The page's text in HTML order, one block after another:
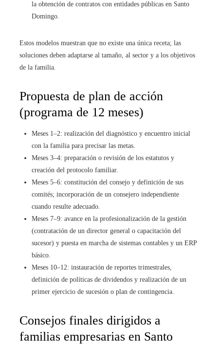
la obtención de contratos con entidades públicas en Santo
Domingo.
Estos modelos muestran que no existe una única receta; las
soluciones deben adaptarse al tamaño, al sector y a los objetivos
de la familia.
Propuesta de plan de acción
(programa de 12 meses)
Meses 1–2: realización del diagnóstico y encuentro inicial
con la familia para precisar las metas.
Meses 3–4: preparación o revisión de los estatutos y
creación del protocolo familiar.
Meses 5–6: constitución del consejo y definición de sus
comités; incorporación de un consejero independiente
cuando resulte adecuado.
Meses 7–9: avance en la profesionalización de la gestión
(contratación de un director general o capacitación del
sucesor) y puesta en marcha de sistemas contables y un ERP
básico.
Meses 10–12: instauración de reportes trimestrales,
definición de políticas de dividendos y realización de un
primer ejercicio de sucesión o plan de contingencia.
Consejos finales dirigidos a
familias empresarias en Santo